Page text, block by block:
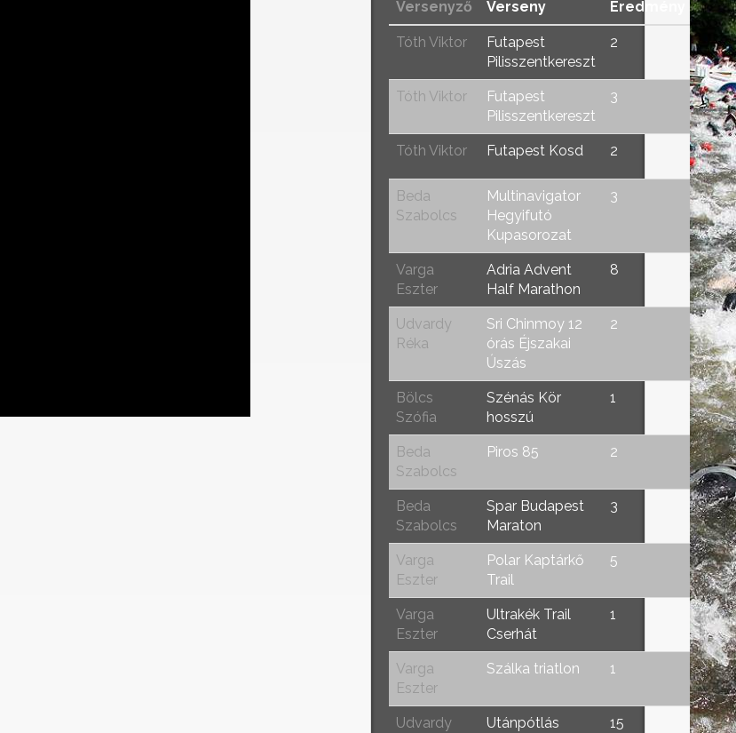
Versenyző Verseny Eredmény
Tóth Viktor
Futapest
Pilisszentkereszt
2
Tóth Viktor
Futapest
Pilisszentkereszt
3
Tóth Viktor Futapest Kosd 2
Beda
Szabolcs
Multinavigator
Hegyifutó
Kupasorozat
3
Varga
Eszter
Adria Advent
Half Marathon
8
Udvardy
Réka
Sri Chinmoy 12
órás Éjszakai
Úszás
2
Bölcs
Szófia
Szénás Kör
hosszú
1
Beda
Szabolcs
Piros 85 2
Beda
Szabolcs
Spar Budapest
Maraton
3
Varga
Eszter
Polar Kaptárkő
Trail
5
Varga
Eszter
Ultrakék Trail
Cserhát
1
Varga
Eszter
Szálka triatlon 1
Udvardy
Utánpótlás
15